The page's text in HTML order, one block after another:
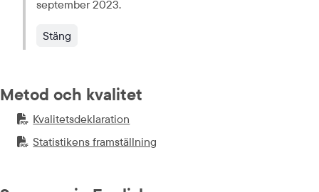
september 2023.
Stäng
Metod och kvalitet
PDF-fil.
Kvalitetsdeklaration
pdf, 264.5 kB.
PDF-fil.
Statistikens framställning
pdf, 147.2 kB.